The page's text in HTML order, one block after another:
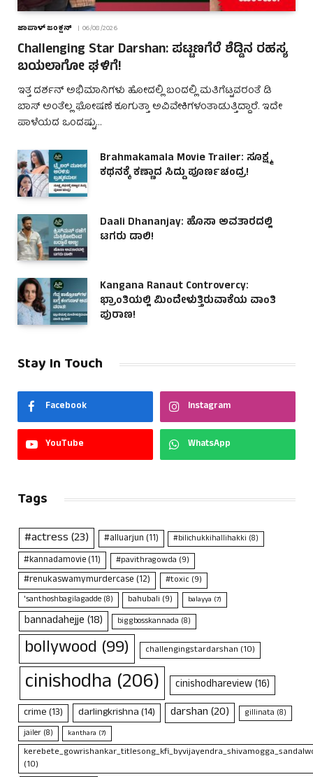
ಜಾಪಾಳ್ ಜಂಕ್ಷನ್ 06/08/2026
Challenging Star Darshan: ಪಟ್ಟಣಗೆರೆ ಶೆಡ್ಡಿನ ರಹಸ್ಯ
ಬಯಲಾಗೋ ಘಳಿಗೆ!
ಇತ್ತ ದರ್ಶನ್ ಅಭಿಮಾನಿಗಳು ಹೋದಲ್ಲಿ ಬಂದಲ್ಲಿ ಮತಿಗೆಟ್ಟವರಂತೆ ಡಿ
ಬಾಸ್ ಅಂತೆಲ್ಲ ಘೋಷಣೆ ಕೂಗುತ್ತಾ ಅವಿವೇಕಿಗಳಂತಾಡುತ್ತಿದ್ದಾರೆ. ಇದೇ
ಪಾಳೆಯದ ಒಂದಷ್ಟು…
Brahmakamala Movie Trailer: ಸೂಕ್ಷ್ಮ
ಕಥನಕ್ಕೆ ಕಣ್ಣಾದ ಸಿದ್ದು ಪೂರ್ಣಚಂದ್ರ!
Daali Dhananjay: ಹೊಸಾ ಅವತಾರದಲ್ಲಿ
ಟಗರು ಡಾಲಿ!
Kangana Ranaut Controvercy:
ಭ್ರಾಂತಿಯಲ್ಲಿ ಮಿಂದೇಳುತ್ತಿರುವಾಕೆಯ ವಾಂತಿ
ಪುರಾಣ!
Stay In Touch
Facebook Instagram
YouTube WhatsApp
Tags
#actress(23) #alluarjun(11) #bilichukkihallihakki (8)
#kannadamovie(11) #pavithragowda (9)
#renukaswamymurdercase(12) #toxic(9)
'santhoshbagilagadde (8) bahubali (9) balayya (7)
bannadahejje(18) biggbosskannada (8)
bollywood (99) challengingstardarshan (10)
cinishodha (206) cinishodhareview(16)
crime(13) darlingkrishna(14) darshan(20) gillinata (8)
jailer (8) kanthara (7)
(10)